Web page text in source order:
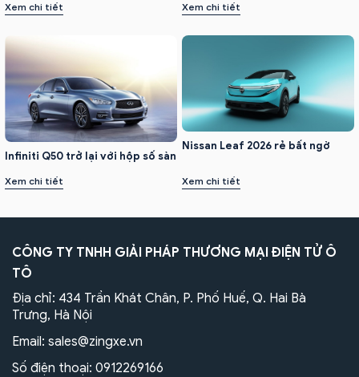
Xem chi tiết Xem chi tiết
Infiniti Q50 trở lại với hộp số sàn
Xem chi tiết
Nissan Leaf 2026 rẻ bất ngờ
Xem chi tiết
CÔNG TY TNHH GIẢI PHÁP THƯƠNG MẠI ĐIỆN TỬ Ô
TÔ
Địa chỉ: 434 Trần Khát Chân, P. Phố Huế, Q. Hai Bà
Trưng, Hà Nội
Email: sales@zingxe.vn
Số điện thoại: 0912269166